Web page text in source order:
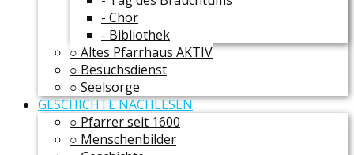
- Chor
- Bibliothek
○ Altes Pfarrhaus AKTIV
○ Besuchsdienst
○ Seelsorge
GESCHICHTE NACHLESEN
○ Pfarrer seit 1600
○ Menschenbilder